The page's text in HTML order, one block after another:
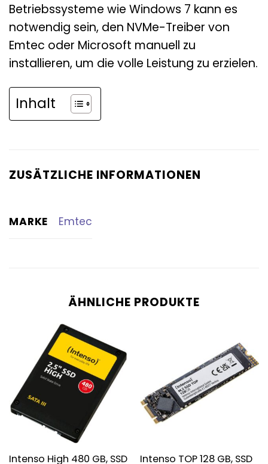
Betriebssysteme wie Windows 7 kann es
notwendig sein, den NVMe-Treiber von
Emtec oder Microsoft manuell zu
installieren, um die volle Leistung zu erzielen.
Inhalt
ZUSÄTZLICHE INFORMATIONEN
MARKE Emtec
ÄHNLICHE PRODUKTE
Intenso High 480 GB, SSD Intenso TOP 128 GB, SSD